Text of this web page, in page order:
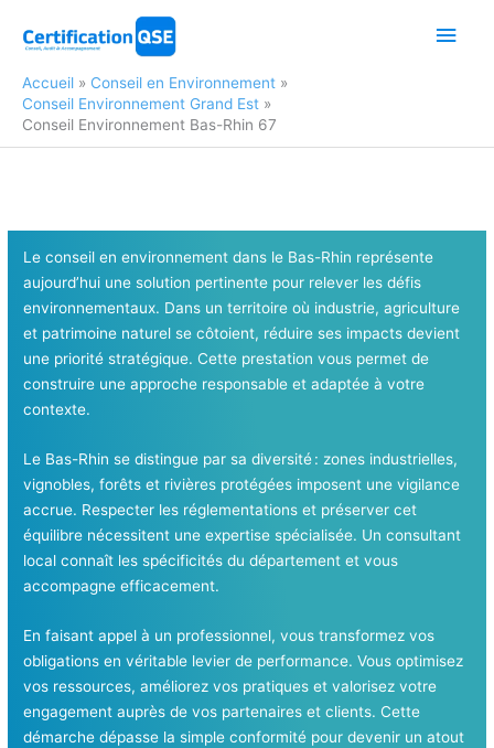
Accueil
Conseil en Environnement
Conseil Environnement Grand Est
Conseil Environnement Bas-Rhin 67
Le conseil en environnement dans le Bas-Rhin représente
aujourd’hui une solution pertinente pour relever les défis
environnementaux. Dans un territoire où industrie, agriculture
et patrimoine naturel se côtoient, réduire ses impacts devient
une priorité stratégique. Cette prestation vous permet de
construire une approche responsable et adaptée à votre
contexte.
Le Bas-Rhin se distingue par sa diversité : zones industrielles,
vignobles, forêts et rivières protégées imposent une vigilance
accrue. Respecter les réglementations et préserver cet
équilibre nécessitent une expertise spécialisée. Un consultant
local connaît les spécificités du département et vous
accompagne efficacement.
En faisant appel à un professionnel, vous transformez vos
obligations en véritable levier de performance. Vous optimisez
vos ressources, améliorez vos pratiques et valorisez votre
engagement auprès de vos partenaires et clients. Cette
démarche dépasse la simple conformité pour devenir un atout